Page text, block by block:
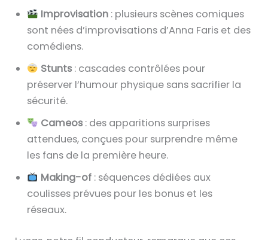
Improvisation: plusieurs scènes comiques
sont nées d’improvisations d’Anna Faris et des
comédiens.
Stunts: cascades contrôlées pour
préserver l’humour physique sans sacrifier la
sécurité.
Cameos: des apparitions surprises
attendues, conçues pour surprendre même
les fans de la première heure.
Making-of: séquences dédiées aux
coulisses prévues pour les bonus et les
réseaux.